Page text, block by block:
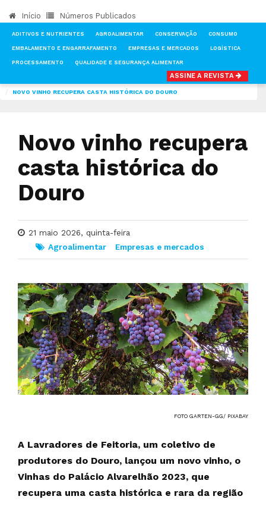
Início Números Publicados
ADITIVOS E NUTRIENTES AGROALIMENTAR CONSERVAÇÃO CONSUMO
EMBALAMENTO E ENGARRAFAMENTO EMPRESAS E MERCADOS LOGÍSTICA
PROCESSAMENTO QUALIDADE E SEGURANÇA ALIMENTAR
ASSINE A REVISTA
NOVO VINHO RECUPERA CASTA HISTÓRICA DO DOURO
Novo vinho recupera
casta histórica do
Douro
21 maio 2026, quinta-feira
Agroalimentar
Empresas e mercados
FOTO GARTEN-GG/ PIXABAY
A Lavradores de Feitoria, um coletivo de
produtores do Douro, lançou um novo vinho, o
Vinhas do Palácio Alvarelhão 2023, que
recupera uma casta histórica e rara da região